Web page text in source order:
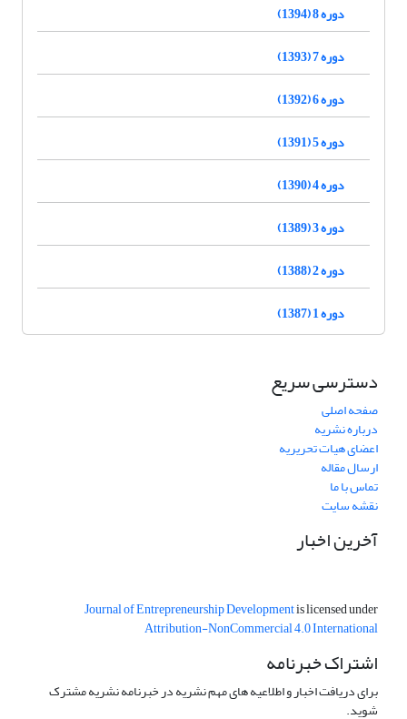
دوره 8 (1394)
دوره 7 (1393)
دوره 6 (1392)
دوره 5 (1391)
دوره 4 (1390)
دوره 3 (1389)
دوره 2 (1388)
دوره 1 (1387)
دسترسی سریع
صفحه اصلی
درباره نشریه
اعضای هیات تحریریه
ارسال مقاله
تماس با ما
نقشه سایت
آخرین اخبار
Journal of Entrepreneurship Developmentis licensed under
Attribution-NonCommercial 4.0 International
اشتراک خبرنامه
برای دریافت اخبار و اطلاعیه های مهم نشریه در خبرنامه نشریه مشترک
شوید.